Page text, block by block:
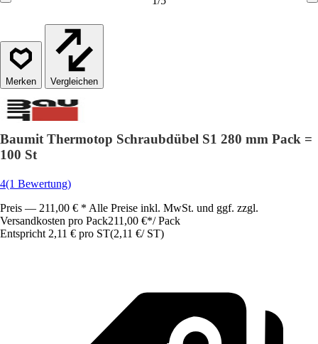
Vergleichen
Baumit Thermotop Schraubdübel S1 280 mm Pack =
100 St
4(1 Bewertung)
Preis — 211,00 € * Alle Preise inkl. MwSt. und ggf. zzgl.
Versandkosten pro Pack211,00 €*/ Pack
Entspricht 2,11 € pro ST(2,11 €/ ST)